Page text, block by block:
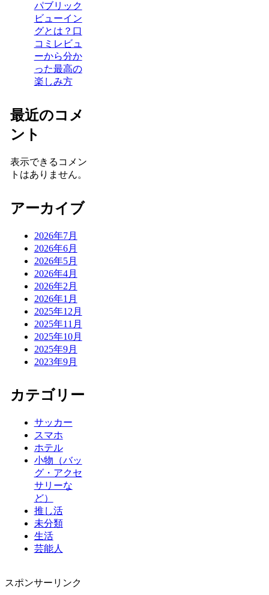
パブリック
ビューイン
グとは？口
コミレビュ
ーから分か
った最高の
楽しみ方
最近のコメ
ント
表示できるコメン
トはありません。
アーカイブ
2026年7月
2026年6月
2026年5月
2026年4月
2026年2月
2026年1月
2025年12月
2025年11月
2025年10月
2025年9月
2023年9月
カテゴリー
サッカー
スマホ
ホテル
小物（バッ
グ・アクセ
サリーな
ど）
推し活
未分類
生活
芸能人
スポンサーリンク